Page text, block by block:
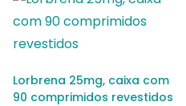
Lorbrena 25mg, caixa com
90 comprimidos revestidos